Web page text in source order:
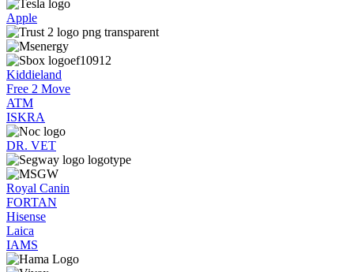
Apple
Kiddieland
Free 2 Move
ATM
ISKRA
DR. VET
Royal Canin
FORTAN
Hisense
Laica
IAMS